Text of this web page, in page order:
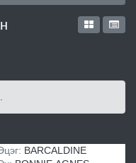
BARCALDINE